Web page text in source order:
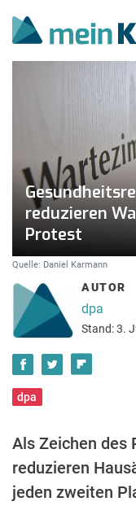
reduzieren
Protest
Quelle: Daniel Karmann
AUTOR
dpa
Stand: 3.
dpa
Als Zeichen des
reduzieren
jeden zweiten